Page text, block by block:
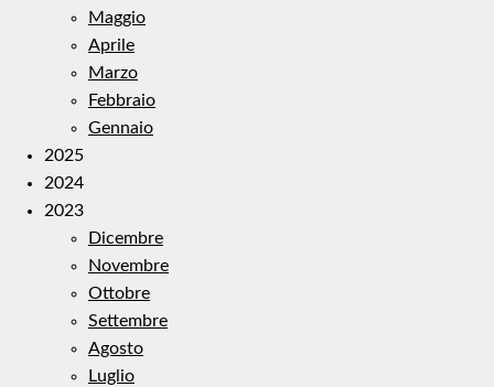
Maggio
Aprile
Marzo
Febbraio
Gennaio
2025
2024
2023
Dicembre
Novembre
Ottobre
Settembre
Agosto
Luglio